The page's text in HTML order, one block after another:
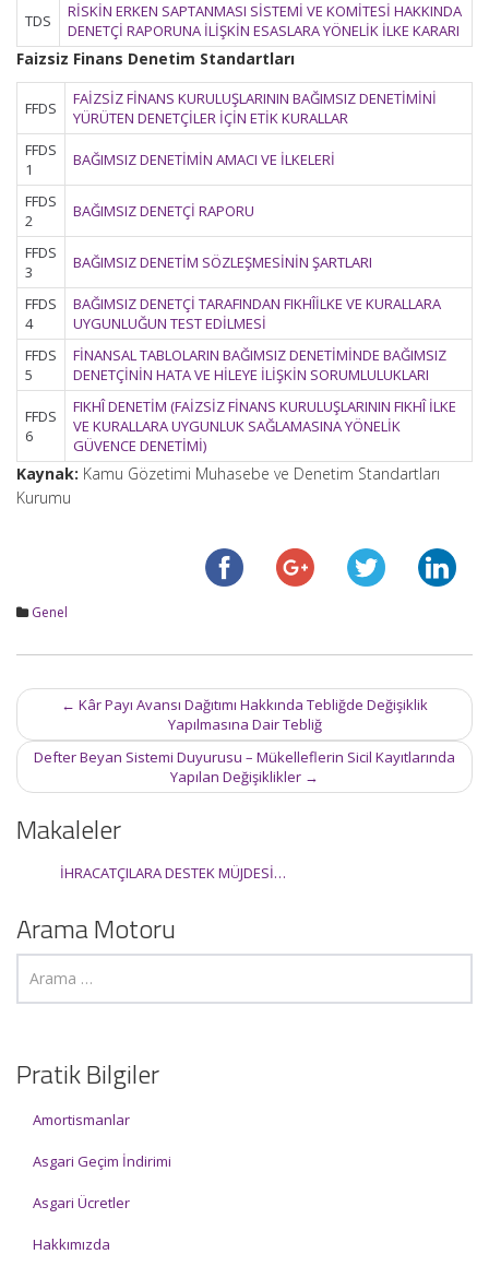
TDS
RİSKİN ERKEN SAPTANMASI SİSTEMİ VE KOMİTESİ HAKKINDA
DENETÇİ RAPORUNA İLİŞKİN ESASLARA YÖNELİK İLKE KARARI
Faizsiz Finans Denetim Standartları
FFDS
FAİZSİZ FİNANS KURULUŞLARININ BAĞIMSIZ DENETİMİNİ
YÜRÜTEN DENETÇİLER İÇİN ETİK KURALLAR
FFDS
1
BAĞIMSIZ DENETİMİN AMACI VE İLKELERİ
FFDS
2
BAĞIMSIZ DENETÇİ RAPORU
FFDS
3
BAĞIMSIZ DENETİM SÖZLEŞMESİNİN ŞARTLARI
FFDS
4
BAĞIMSIZ DENETÇİ TARAFINDAN FIKHÎİLKE VE KURALLARA
UYGUNLUĞUN TEST EDİLMESİ
FFDS
5
FİNANSAL TABLOLARIN BAĞIMSIZ DENETİMİNDE BAĞIMSIZ
DENETÇİNİN HATA VE HİLEYE İLİŞKİN SORUMLULUKLARI
FFDS
6
FIKHÎ DENETİM (FAİZSİZ FİNANS KURULUŞLARININ FIKHÎ İLKE
VE KURALLARA UYGUNLUK SAĞLAMASINA YÖNELİK
GÜVENCE DENETİMİ)
Kaynak: Kamu Gözetimi Muhasebe ve Denetim Standartları
Kurumu
Genel
Post
navigation
← Kâr Payı Avansı Dağıtımı Hakkında Tebliğde Değişiklik
Yapılmasına Dair Tebliğ
Defter Beyan Sistemi Duyurusu – Mükelleflerin Sicil Kayıtlarında
Yapılan Değişiklikler →
Makaleler
İHRACATÇILARA DESTEK MÜJDESİ…
Arama Motoru
Pratik Bilgiler
Amortismanlar
Asgari Geçim İndirimi
Asgari Ücretler
Hakkımızda